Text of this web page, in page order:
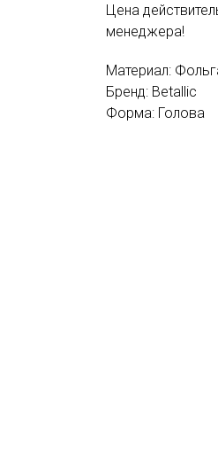
Цена
менеджера!
Материал:
Бренд: Betallic
Форма: Голова